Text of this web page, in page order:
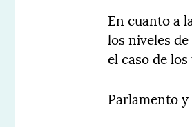
En cuanto a
los niveles
el caso de
Parlamento